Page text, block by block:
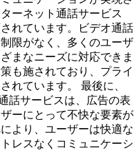
ーネット通話サービス
れています。ビデオ通話
限がなく、多くのユーザ
まなニーズに対応できま
も施されており、プライ
れています。 最後に、
話サービスは、広告の表
ーにとって不快な要素が
より、ユーザーは快適な
レスなくコミュニケーシ